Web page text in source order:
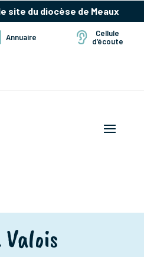
site du diocèse de Meaux
Annuaire
Cellule
d’écoute
Valois